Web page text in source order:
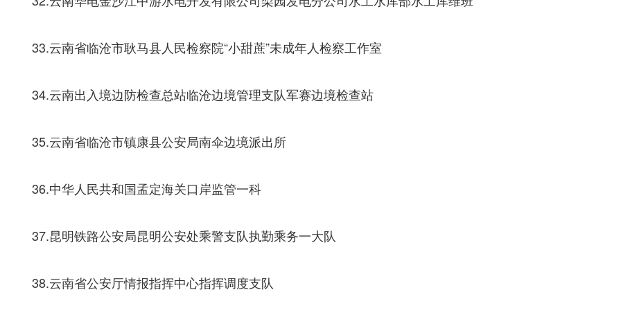
33.云南省临沧市耿马县人民检察院“小甜蔗”未成年人检察工作室
34.云南出入境边防检查总站临沧边境管理支队军赛边境检查站
35.云南省临沧市镇康县公安局南伞边境派出所
36.中华人民共和国孟定海关口岸监管一科
37.昆明铁路公安局昆明公安处乘警支队执勤乘务一大队
38.云南省公安厅情报指挥中心指挥调度支队